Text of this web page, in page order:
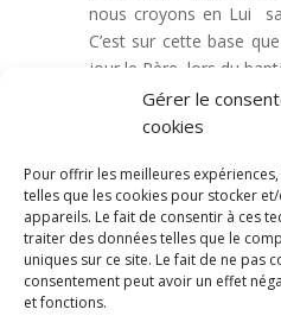
Gérer le
cookies
Pour offrir les meilleures
telles que les cookies pour stocker
appareils. Le fait de consentir à ces
traiter des données telles que le
uniques sur ce site. Le fait de ne pas
consentement peut avoir un effet
et fonctions.
nous croyons en Lui
C’est sur cette base
jour le Père, lors du
« Celui – ci est mon
toute mon affection »
3,22 ; Marc 1,11..
Ce que le Père dit de
Quand nous
devenons ses filles